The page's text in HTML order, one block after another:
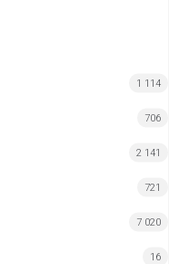
1 114
706
2 141
721
7 020
16